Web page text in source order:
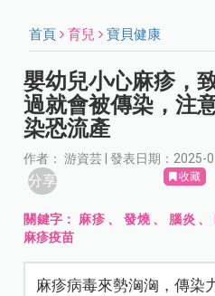
首頁 育兒 寶貝健康
嬰幼兒小心麻疹，
過就會被傳染，注
染恐流產
作者： 游資芸 | 發表日期：2025-
分享 收藏
關鍵字： 麻疹 、發燒 、 腦炎 、
麻疹疫苗
麻疹病毒來勢洶洶，傳染